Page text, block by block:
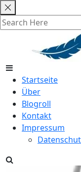
Skip
to
content
Startseite
Über
Blogroll
Kontakt
Impressum